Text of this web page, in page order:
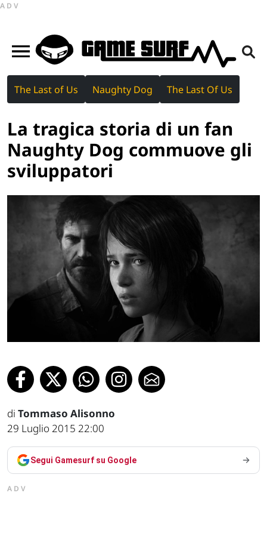
ADV
The Last of Us Naughty Dog The Last Of Us
La tragica storia di un fan
Naughty Dog commuove gli
sviluppatori
di Tommaso Alisonno
29 Luglio 2015 22:00
Segui Gamesurf su Google
ADV